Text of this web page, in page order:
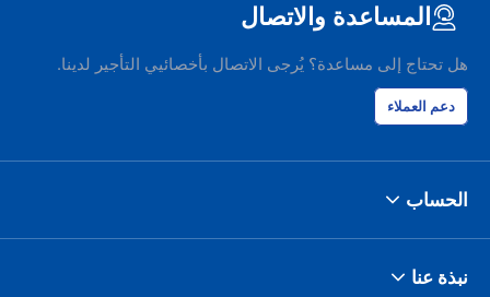
المساعدة والاتصال
هل تحتاج إلى مساعدة؟ يُرجى الاتصال بأخصائيي التأجير لدينا.
دعم العملاء
الحساب
نبذة عنا